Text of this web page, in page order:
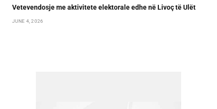
Vetevendosje me aktivitete elektorale edhe në Livoç të Ulët
JUNE 4, 2026